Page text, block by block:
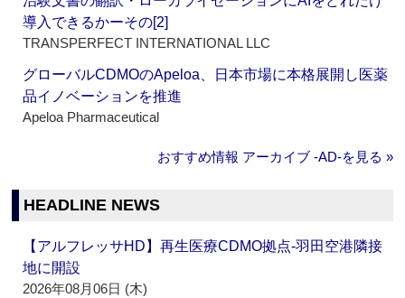
導入できるかーその[2]
TRANSPERFECT INTERNATIONAL LLC
グローバルCDMOのApeloa、日本市場に本格展開し医薬
品イノベーションを推進
Apeloa Pharmaceutical
おすすめ情報 アーカイブ ‐AD‐を見る »
HEADLINE NEWS
【アルフレッサHD】再生医療CDMO拠点‐羽田空港隣接
地に開設
2026年08月06日 (木)